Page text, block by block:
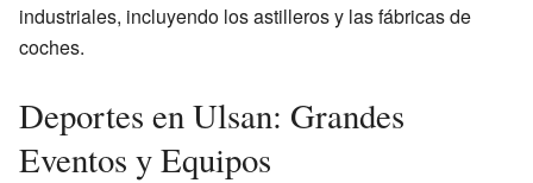
industriales, incluyendo los astilleros y las fábricas de
coches.
Deportes en Ulsan: Grandes
Eventos y Equipos